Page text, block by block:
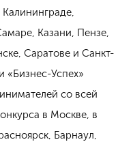
Казани, Пензе,
Саратове и Санкт-
«Бизнес-Успех»
со всей
в Москве, в
Барнаул,